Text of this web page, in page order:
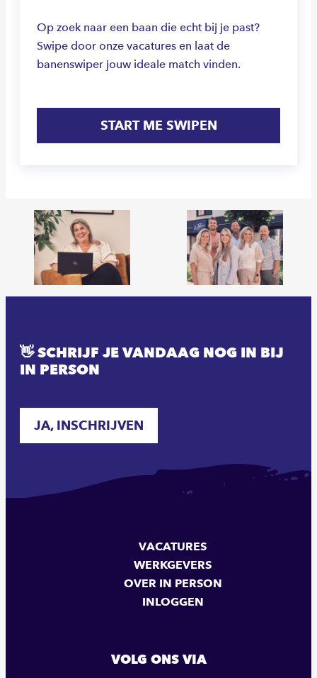
Op zoek naar een baan die echt bij je past?
Swipe door onze vacatures en laat de
banenswiper jouw ideale match vinden.
START ME SWIPEN
👋 SCHRIJF JE VANDAAG NOG IN BIJ
IN PERSON
JA, INSCHRIJVEN
VACATURES
WERKGEVERS
OVER IN PERSON
INLOGGEN
VOLG ONS VIA